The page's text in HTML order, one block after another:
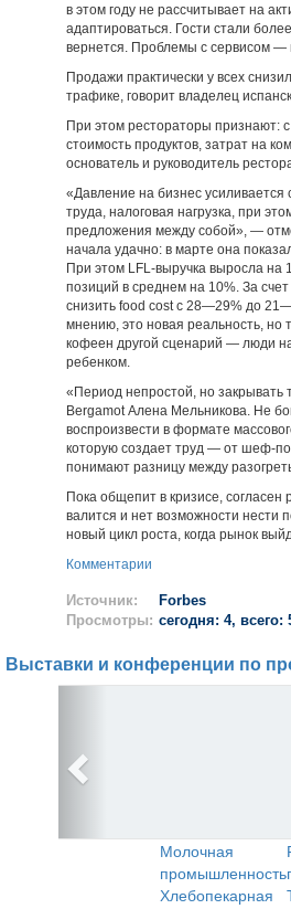
в этом году не рассчитывает на
адаптироваться. Гости стали
вернется. Проблемы с сервисом —
Продажи практически у всех
трафике, говорит владелец
При этом рестораторы признают:
стоимость продуктов, затрат на
основатель и руководитель
«Давление на бизнес усиливается
труда, налоговая нагрузка, при
предложения между собой», —
начала удачно: в марте она
При этом LFL-выручка выросла
позиций в среднем на 10%. За
снизить food cost с 28—29% до
мнению, это новая реальность, но
кофеен другой сценарий — люди
ребенком.
«Период непростой, но закрывать
Bergamot Алена Мельникова. Не
воспроизвести в формате
которую создает труд — от шеф-
понимают разницу между
Пока общепит в кризисе,
валится и нет возможности нести
новый цикл роста, когда рынок
Комментарии
Источник:
Forbes
Просмотры: сегодня: 4, всего:
Выставки и конференции по
Молочная
промышленность
Хлебопекарная